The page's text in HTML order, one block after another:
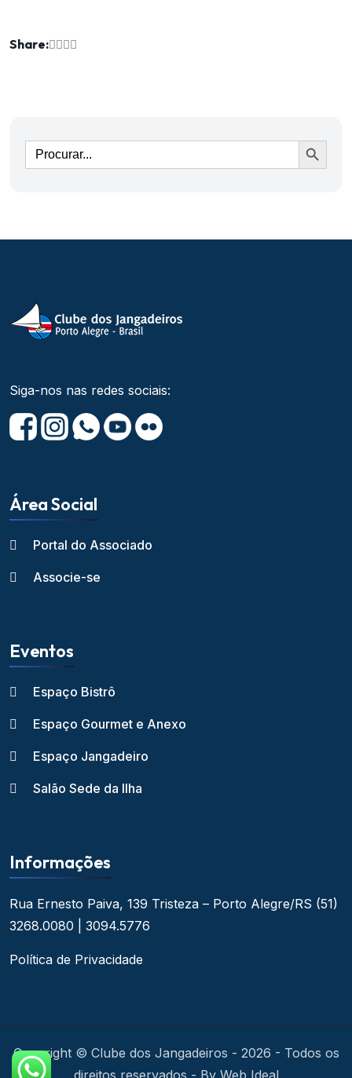
Share:
Ir
Siga-nos nas redes sociais:
Área Social
Portal do Associado
Associe-se
Eventos
Espaço Bistrô
Espaço Gourmet e Anexo
Espaço Jangadeiro
Salão Sede da Ilha
Informações
Rua Ernesto Paiva, 139 Tristeza – Porto Alegre/RS (51)
3268.0080 | 3094.5776
Política de Privacidade
Copyright © Clube dos Jangadeiros - 2026 - Todos os
direitos reservados - By Web Ideal